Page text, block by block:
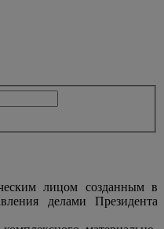
лицом созданным в
делами Президента